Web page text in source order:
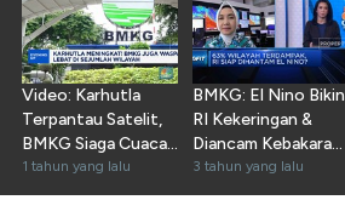
Video: Karhutla
Terpantau Satelit,
BMKG Siaga Cuaca
Ekstrem
1 tahun yang lalu
BMKG: El Nino Bikin
RI Kekeringan &
Diancam Kebakaran
Hutan
3 tahun yang lalu